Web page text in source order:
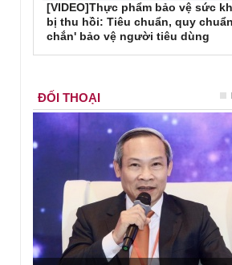
[VIDEO]Thực phẩm bảo vệ sức
bị thu hồi: Tiêu chuẩn, quy
chắn' bảo vệ người tiêu dùng
ĐỐI THOẠI